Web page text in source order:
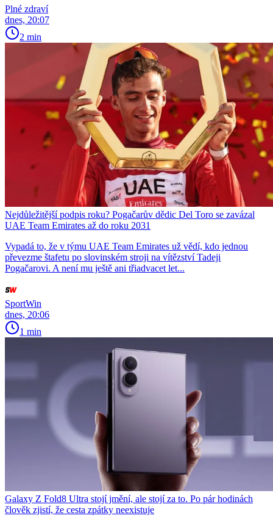
Plné zdraví
dnes, 20:07
2 min
Nejdůležitější podpis roku? Pogačarův dědic Del Toro se zavázal
UAE Team Emirates až do roku 2031
Vypadá to, že v týmu UAE Team Emirates už vědí, kdo jednou
převezme štafetu po slovinském stroji na vítězství Tadeji
Pogačarovi. A není mu ještě ani třiadvacet let...
SportWin
dnes, 20:06
1 min
Galaxy Z Fold8 Ultra stojí jmění, ale stojí za to. Po pár hodinách
člověk zjistí, že cesta zpátky neexistuje